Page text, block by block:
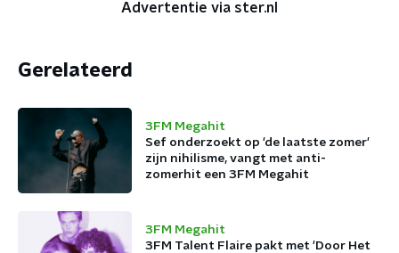
Advertentie via ster.nl
Gerelateerd
3FM Megahit
Sef onderzoekt op 'de laatste zomer'
zijn nihilisme, vangt met anti-
zomerhit een 3FM Megahit
3FM Megahit
3FM Talent Flaire pakt met 'Door Het